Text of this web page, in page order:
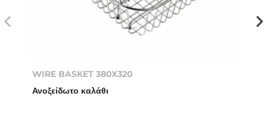
WIRE BASKET 380X320
Ανοξείδωτο καλάθι